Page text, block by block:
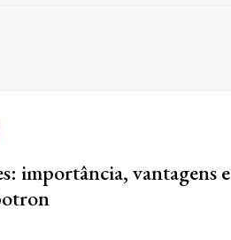
importância, vantagens e